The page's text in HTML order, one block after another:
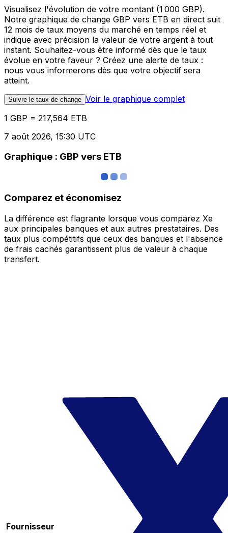
Visualisez l'évolution de votre montant (1 000 GBP).
Notre graphique de change GBP vers ETB en direct suit
12 mois de taux moyens du marché en temps réel et
indique avec précision la valeur de votre argent à tout
instant. Souhaitez-vous être informé dès que le taux
évolue en votre faveur ? Créez une alerte de taux :
nous vous informerons dès que votre objectif sera
atteint.
Suivre le taux de change Voir le graphique complet
1 GBP = 217,564 ETB
7 août 2026, 15:30 UTC
Graphique : GBP vers ETB
Comparez et économisez
La différence est flagrante lorsque vous comparez Xe
aux principales banques et aux autres prestataires. Des
taux plus compétitifs que ceux des banques et l'absence
de frais cachés garantissent plus de valeur à chaque
transfert.
Fournisseur